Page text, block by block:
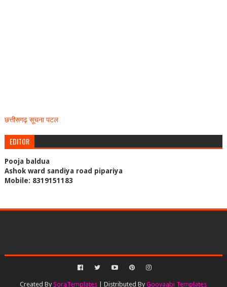
छत्तीसगढ़ सूचना पटल
EDITOR
Pooja baldua
Ashok ward sandiya road pipariya
Mobile: 8319151183
Created BySoraTemplates | Distributed ByGooyaabi Templates